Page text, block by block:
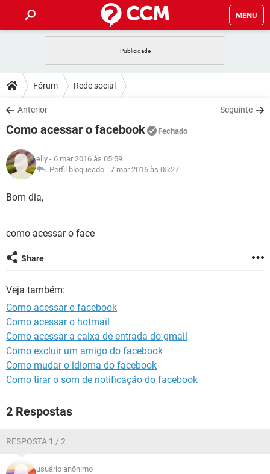
MENU
CELULAR
OUTLOOK
INSTAGRAM GMAIL
GUIA DE COMPRAS
DICAS
JOGOS
INSTAGRAM
GUIA DE COMPRAS
DOWNLOADS
JOGOS WHATSAPP
CELULAR
OUTLOOK EXCEL
INSTAGRAM
JOGOS
CELULAR
OUTLOOK
GLOSSÁRIO
JOGOS
OUTLOOK
INSTAGRAM
Fórum Rede social
Anterior Seguinte
Como acessar o facebook Fechado
elly - 6 mar 2016 às 05:59
Perfil bloqueado - 7 mar 2016 às 05:27
Bom dia,
como acessar o face
Share
Veja também:
Como acessar o facebook
Como acessar o hotmail
Como acessar a caixa de entrada do gmail
Como excluir um amigo do facebook
Como mudar o idioma do facebook
Como tirar o som de notificação do facebook
2 Respostas
RESPOSTA 1 / 2
usuário anônimo